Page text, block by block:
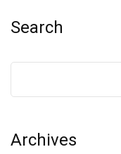
Search
Archives